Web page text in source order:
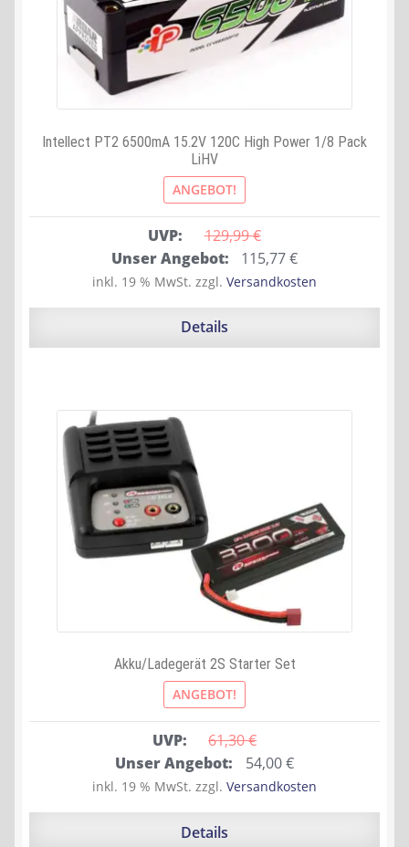
Intellect PT2 6500mA 15.2V 120C High Power 1/8 Pack
LiHV
ANGEBOT!
UVP: 129,99 €
Ursprünglicher
Preis
war:
Unser Angebot: 115,77€Aktueller
Preis
ist:
inkl. 19 % MwSt. zzgl. Versandkosten
Details
Akku/Ladegerät 2S Starter Set
ANGEBOT!
UVP: 61,30 €
Ursprünglicher
Preis
war:
Unser Angebot: 54,00€Aktueller
Preis
ist:
inkl. 19 % MwSt. zzgl. Versandkosten
Details